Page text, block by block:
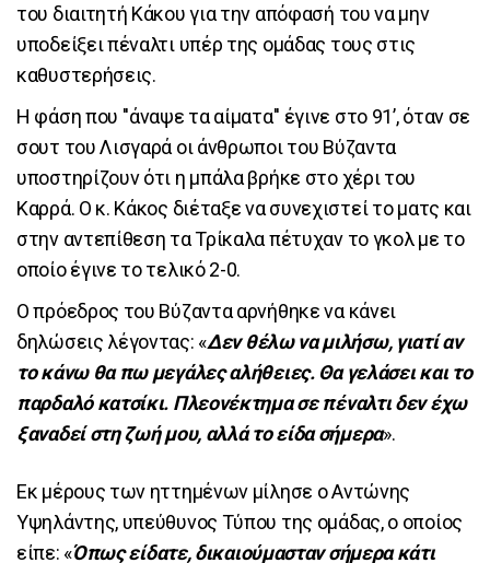
του διαιτητή Κάκου για την απόφασή του να μην
υποδείξει πέναλτι υπέρ της ομάδας τους στις
καθυστερήσεις.
Η φάση που ''άναψε τα αίματα'' έγινε στο 91’, όταν σε
σουτ του Λισγαρά οι άνθρωποι του Βύζαντα
υποστηρίζουν ότι η μπάλα βρήκε στο χέρι του
Καρρά. Ο κ. Κάκος διέταξε να συνεχιστεί το ματς και
στην αντεπίθεση τα Τρίκαλα πέτυχαν το γκολ με το
οποίο έγινε το τελικό 2-0.
Ο πρόεδρος του Βύζαντα αρνήθηκε να κάνει
δηλώσεις λέγοντας: «Δεν θέλω να μιλήσω, γιατί αν
το κάνω θα πω μεγάλες αλήθειες. Θα γελάσει και το
παρδαλό κατσίκι. Πλεονέκτημα σε πέναλτι δεν έχω
ξαναδεί στη ζωή μου, αλλά το είδα σήμερα».
Εκ μέρους των ηττημένων μίλησε ο Αντώνης
Υψηλάντης, υπεύθυνος Τύπου της ομάδας, ο οποίος
είπε: «Όπως είδατε, δικαιούμασταν σήμερα κάτι